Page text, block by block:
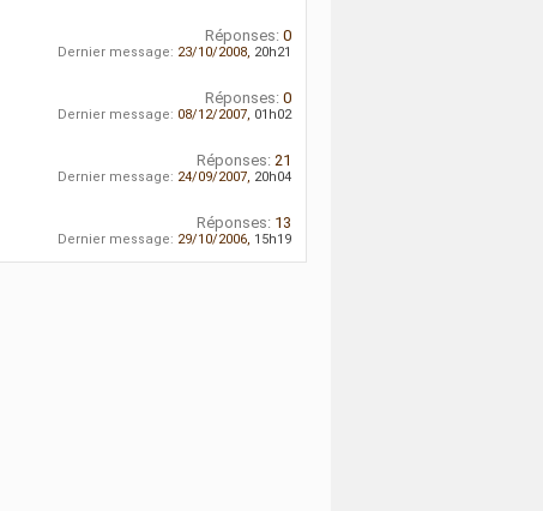
Réponses: 0
Dernier message: 23/10/2008, 20h21
Réponses: 0
Dernier message: 08/12/2007, 01h02
Réponses: 21
Dernier message: 24/09/2007, 20h04
Réponses: 13
Dernier message: 29/10/2006, 15h19